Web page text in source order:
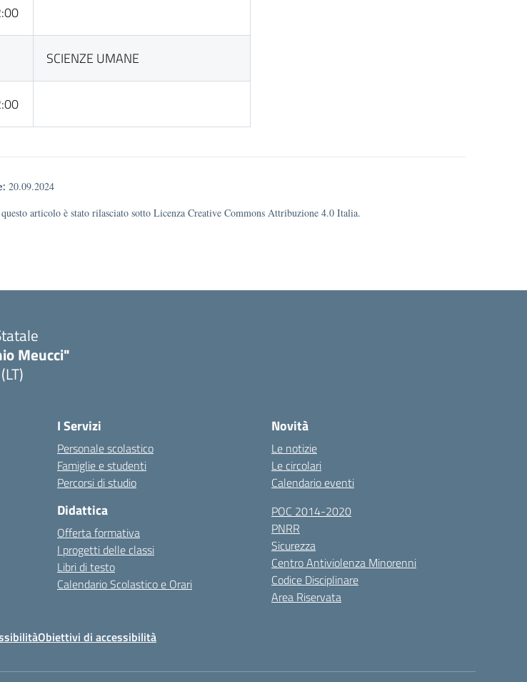
SCIENZE UMANE
20.09.2024
articolo è stato rilasciato sotto Licenza Creative Commons Attribuzione 4.0 Italia.
Meucci"
I Servizi
Personale scolastico
Famiglie e studenti
Percorsi di studio
Didattica
Offerta formativa
I progetti delle classi
Libri di testo
Calendario Scolastico e Orari
Novità
Le notizie
Le circolari
Calendario eventi
POC 2014-2020
PNRR
Sicurezza
Centro Antiviolenza Minorenni
Codice Disciplinare
Area Riservata
Obiettivi di accessibilità